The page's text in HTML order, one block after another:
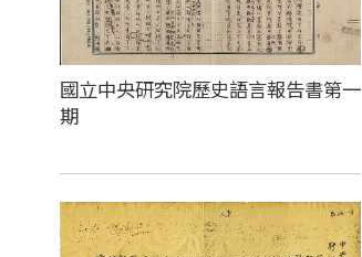
國立中央研究院歷史語言報告書第一
期